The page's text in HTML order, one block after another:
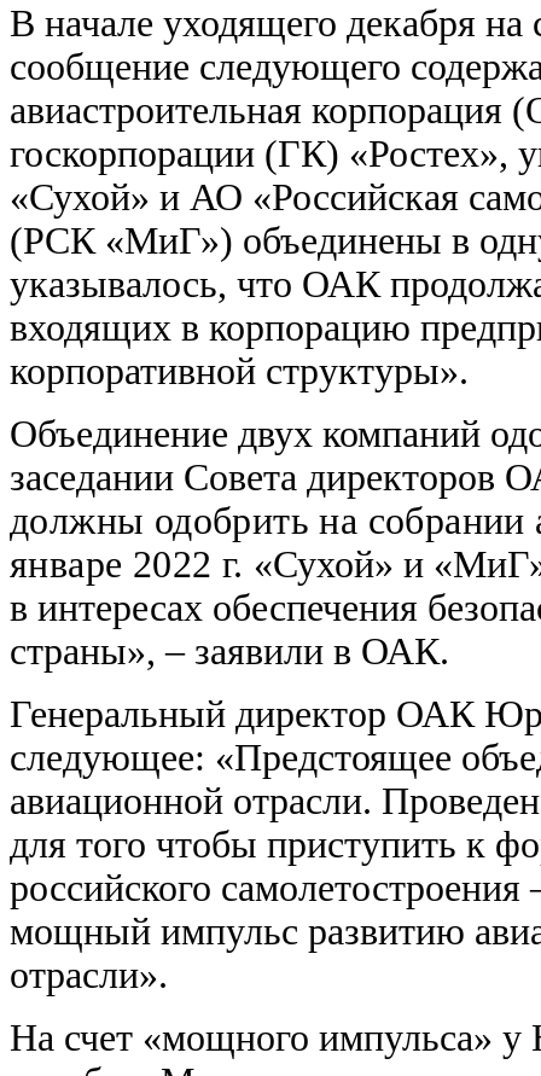
В начале уходящего декабря
сообщение следующего
авиастроительная корпорация
госкорпорации (ГК) «Ростех»,
«Сухой» и АО «Российская
(РСК «МиГ») объединены в
указывалось, что ОАК
входящих в корпорацию
корпоративной структуры».
Объединение двух компаний
заседании Совета директоров
должны одобрить на
январе 2022 г. «Сухой» и
в интересах обеспечения
страны», – заявили в ОАК.
Генеральный директор ОАК
следующее: «Предстоящее
авиационной отрасли.
для того чтобы приступить к
российского
мощный импульс развитию
отрасли».
На счет «мощного импульса»